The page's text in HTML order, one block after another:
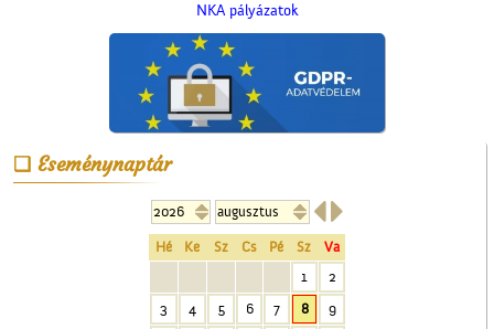
NKA pályázatok
Eseménynaptár

Hé Ke Sz Cs Pé Sz
Va
1
2
3
4 5 6 7 8 9
Az Ofotért